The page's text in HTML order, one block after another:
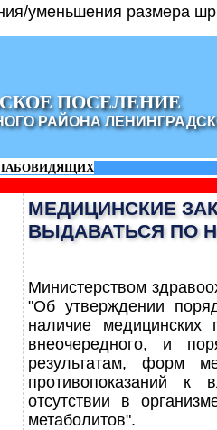
уменьшения размера
ПОСЕЛЕНИЕ
РАЙОНА
МЕДИЦИНСКИЕ
ВЫДАВАТЬСЯ ПО
Министерством
"Об утверждении
наличие
внеочередного, и
результатам, форм
противопоказаний
отсутствии в
метаболитов".